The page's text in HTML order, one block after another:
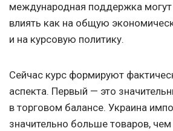
международная поддержка
влиять как на общую
и на курсовую политику.
Сейчас курс формируют
аспекта. Первый — это
в торговом балансе. Украина
значительно больше товаров,